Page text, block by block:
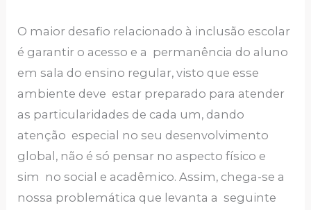
O maior desafio relacionado à inclusão escolar
é garantir o acesso e a permanência do aluno
em sala do ensino regular, visto que esse
ambiente deve estar preparado para atender
as particularidades de cada um, dando
atenção especial no seu desenvolvimento
global, não é só pensar no aspecto físico e
sim no social e acadêmico. Assim, chega-se a
nossa problemática que levanta a seguinte